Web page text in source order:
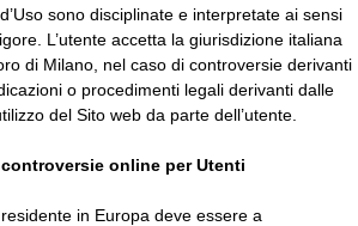
sono disciplinate e interpretate ai sensi
L’utente accetta la giurisdizione italiana
di Milano, nel caso di controversie derivanti
o procedimenti legali derivanti dalle
del Sito web da parte dell’utente.
online per Utenti
in Europa deve essere a